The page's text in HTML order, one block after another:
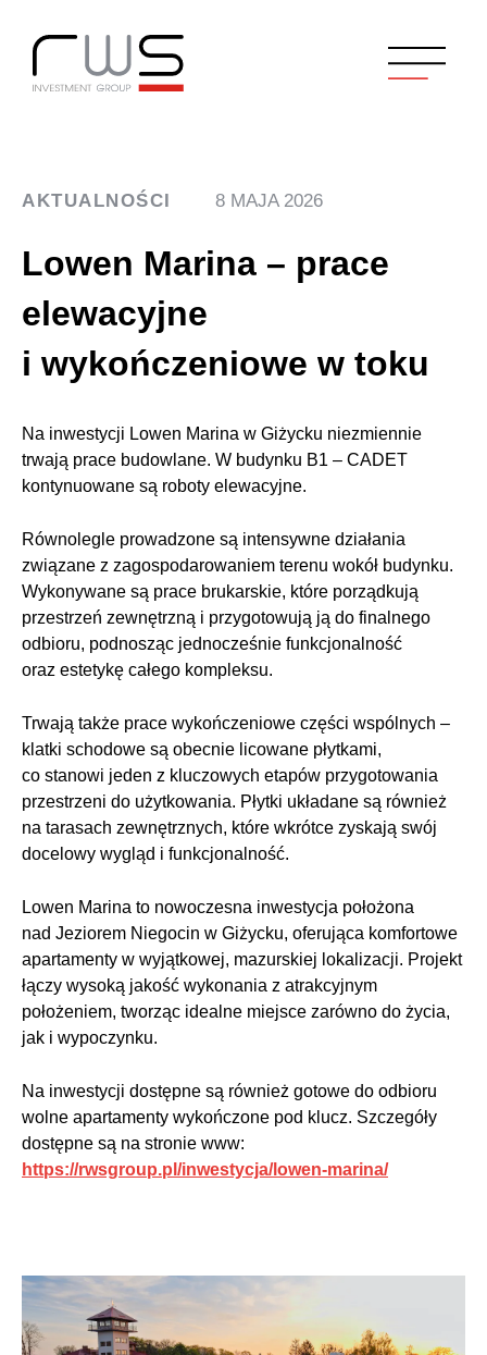
AKTUALNOŚCI 8 MAJA 2026
Lowen Marina – prace
elewacyjne
i wykończeniowe w toku
Na inwestycji Lowen Marina w Giżycku niezmiennie
trwają prace budowlane. W budynku B1 – CADET
kontynuowane są roboty elewacyjne.
Równolegle prowadzone są intensywne działania
związane z zagospodarowaniem terenu wokół budynku.
Wykonywane są prace brukarskie, które porządkują
przestrzeń zewnętrzną i przygotowują ją do finalnego
odbioru, podnosząc jednocześnie funkcjonalność
oraz estetykę całego kompleksu.
Trwają także prace wykończeniowe części wspólnych –
klatki schodowe są obecnie licowane płytkami,
co stanowi jeden z kluczowych etapów przygotowania
przestrzeni do użytkowania. Płytki układane są również
na tarasach zewnętrznych, które wkrótce zyskają swój
docelowy wygląd i funkcjonalność.
Lowen Marina to nowoczesna inwestycja położona
nad Jeziorem Niegocin w Giżycku, oferująca komfortowe
apartamenty w wyjątkowej, mazurskiej lokalizacji. Projekt
łączy wysoką jakość wykonania z atrakcyjnym
położeniem, tworząc idealne miejsce zarówno do życia,
jak i wypoczynku.
Na inwestycji dostępne są również gotowe do odbioru
wolne apartamenty wykończone pod klucz. Szczegóły
dostępne są na stronie www:
https://rwsgroup.pl/inwestycja/lowen-marina/